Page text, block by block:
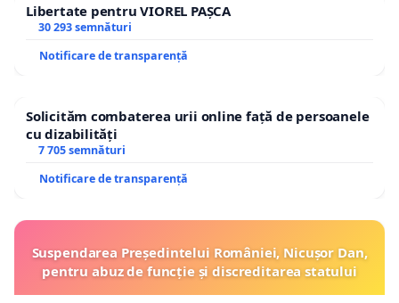
Libertate pentru VIOREL PAȘCA
30 293 semnături
Notificare de transparență
Solicităm combaterea urii online față de persoanele
cu dizabilități
7 705 semnături
Notificare de transparență
Suspendarea Președintelui României, Nicușor Dan,
pentru abuz de funcție și discreditarea statului